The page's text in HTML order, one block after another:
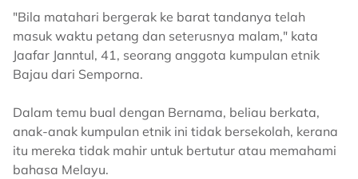
"Bila matahari bergerak ke barat tandanya telah
masuk waktu petang dan seterusnya malam," kata
Jaafar Janntul, 41, seorang anggota kumpulan etnik
Bajau dari Semporna.
Dalam temu bual dengan Bernama, beliau berkata,
anak-anak kumpulan etnik ini tidak bersekolah, kerana
itu mereka tidak mahir untuk bertutur atau memahami
bahasa Melayu.